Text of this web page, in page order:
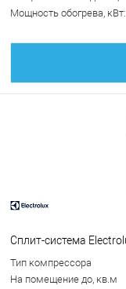
Мощность обогрева, кВт:
Сплит-система
Тип компрессора
На помещение до, кв.м